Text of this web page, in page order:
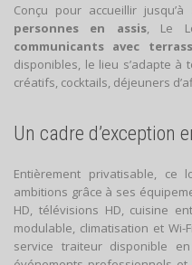
Conçu pour accueillir jusqu’à
personnes en assis, Le
communicants avec
disponibles, le lieu s’adapte
créatifs, cocktails, déjeuners
Un cadre d’exception
Entièrement privatisable, ce
ambitions grâce à ses
HD, télévisions HD, cuisine
modulable, climatisation et
service traiteur disponible